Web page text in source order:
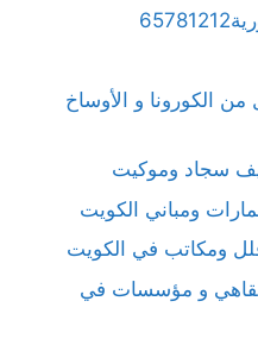
الكورونا و الأوساخ
سجاد وموكيت
ومباني الكويت
ومكاتب في الكويت
و مؤسسات في